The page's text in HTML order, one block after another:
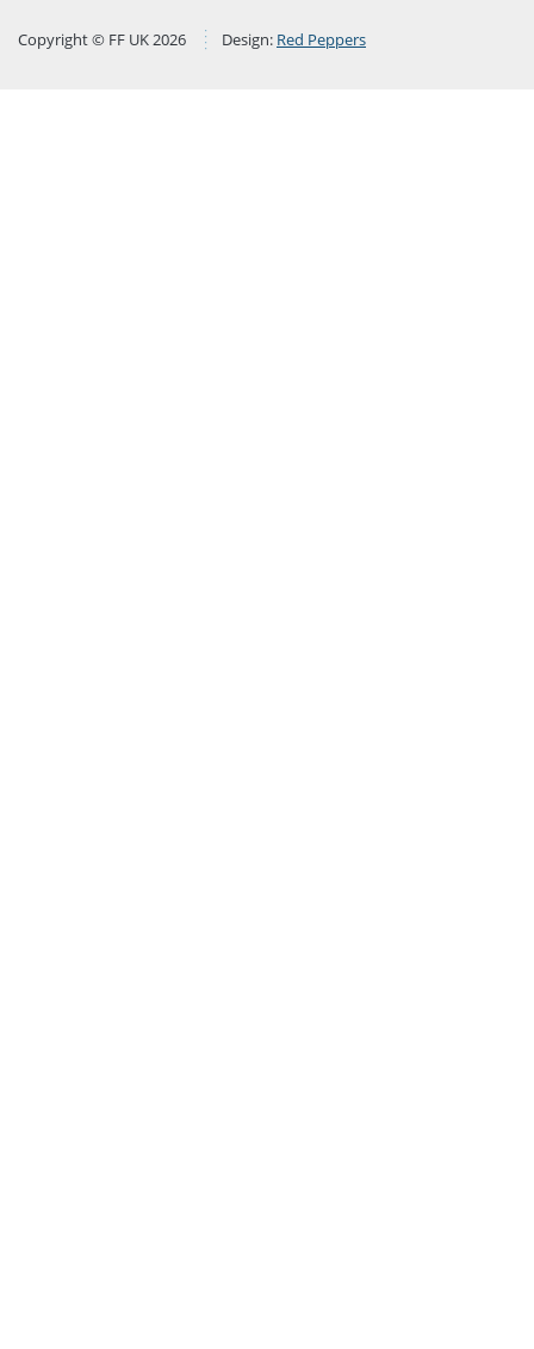
Copyright © FF UK 2026 Design: Red Peppers